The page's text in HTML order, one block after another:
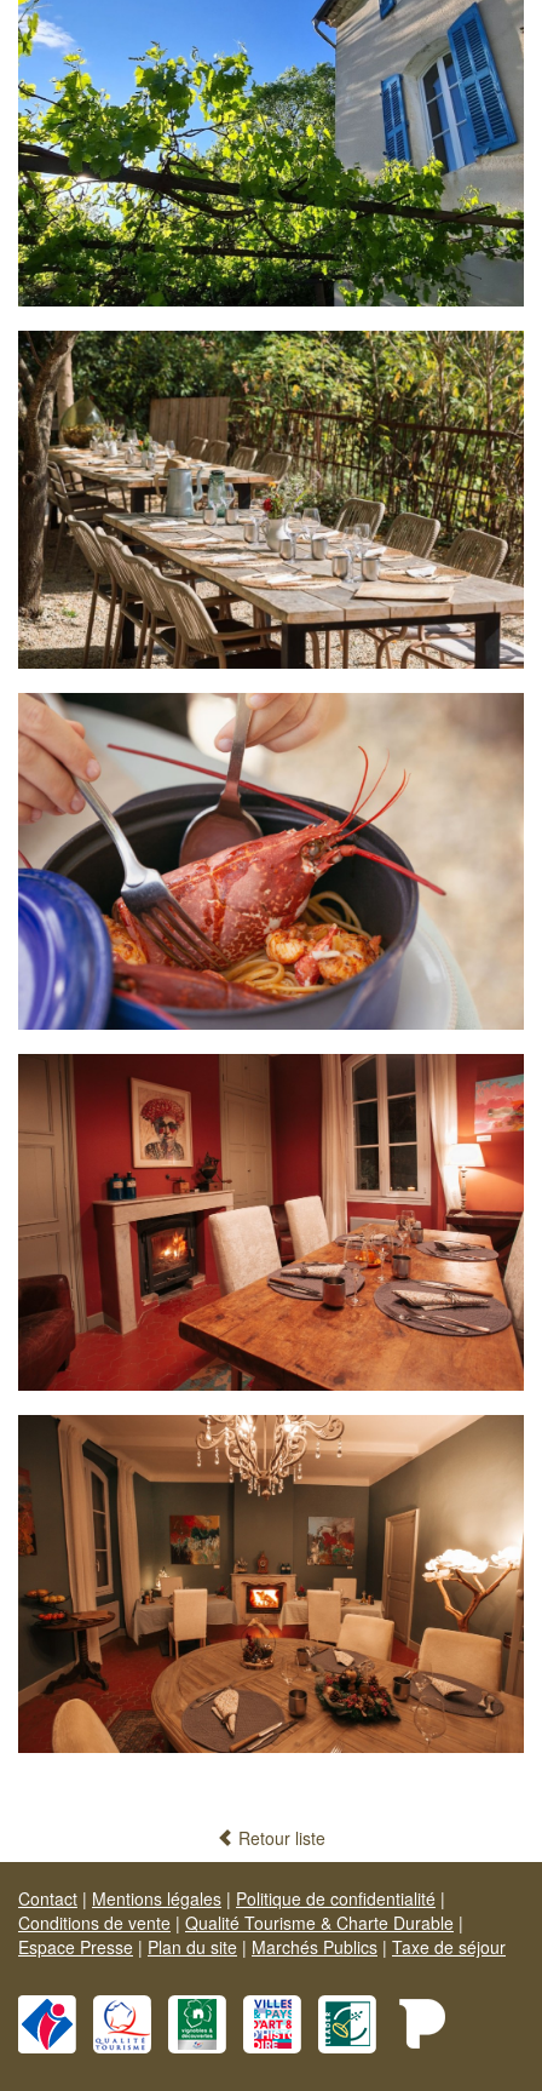
Retour liste
Contact | Mentions légales | Politique de confidentialité |
Conditions de vente | Qualité Tourisme & Charte Durable |
Espace Presse | Plan du site | Marchés Publics | Taxe de séjour